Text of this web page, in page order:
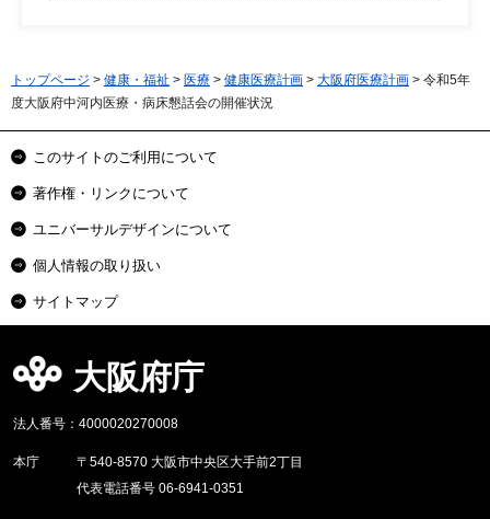
トップページ > 健康・福祉 > 医療 > 健康医療計画 > 大阪府医療計画 > 令和5年
度大阪府中河内医療・病床懇話会の開催状況
このサイトのご利用について
著作権・リンクについて
ユニバーサルデザインについて
個人情報の取り扱い
サイトマップ
大阪府庁
法人番号：4000020270008
本庁
〒540-8570 大阪市中央区大手前2丁目
代表電話番号 06-6941-0351